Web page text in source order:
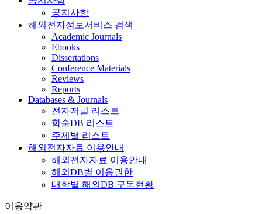
공지사항
해외전자정보서비스 검색
Academic Journals
Ebooks
Dissertations
Conference Materials
Reviews
Reports
Databases & Journals
전자저널 리스트
학술DB 리스트
주제별 리스트
해외전자자료 이용안내
해외전자자료 이용안내
해외DB별 이용권한
대학별 해외DB 구독현황
이용약관